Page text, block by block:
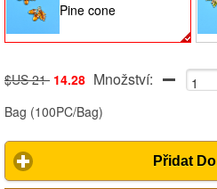
Pine cone
$US 21 14.28 Množství:
Bag (100PC/Bag)
Přidat